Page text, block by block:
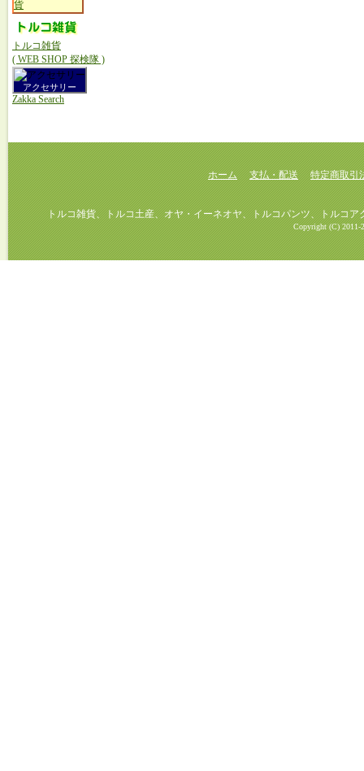
トルコ雑貨
( WEB SHOP 探検隊 )
アクセサリー
Zakka Search
ホーム 支払・配送 特定商取引
トルコ雑貨、トルコ土産、オヤ・イーネオヤ、トルコパンツ、トルコアク
Copyright (C) 2011-